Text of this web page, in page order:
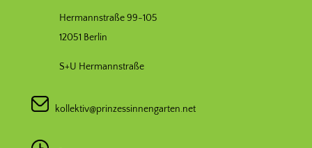
Hermannstraße 99-105
12051 Berlin
S+U Hermannstraße
kollektiv@prinzessinnengarten.net